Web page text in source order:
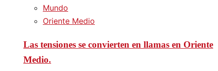
Mundo
Oriente Medio
Las tensiones se convierten en llamas en Oriente
Medio.